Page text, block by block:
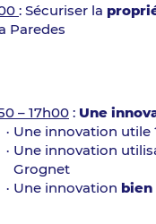
: Sécuriser la
Paredes
– 17h00 : Une
Une innovation
Une innovation
Grognet
Une innovation